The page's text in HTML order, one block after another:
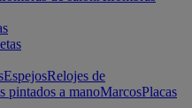
EspejosRelojes de
pintados a manoMarcosPlacas